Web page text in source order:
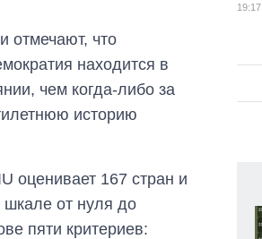
отмечают, что
находится в
чем когда-либо за
историю
оценивает 167 стран и
шкале от нуля до
пяти критериев:
19:17
От 1 месяца – до 5
лет: кто и как долго